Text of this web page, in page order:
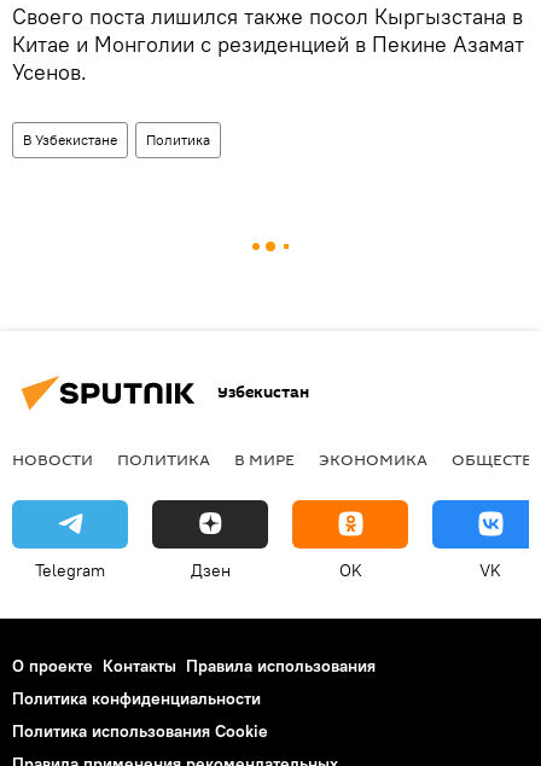
Своего поста лишился также посол Кыргызстана в
Китае и Монголии с резиденцией в Пекине Азамат
Усенов.
В Узбекистане Политика
Узбекистан
НОВОСТИ ПОЛИТИКА В МИРЕ ЭКОНОМИКА
Telegram Дзен OK VK
О проекте Контакты Правила использования
Политика конфиденциальности
Политика использования Cookie